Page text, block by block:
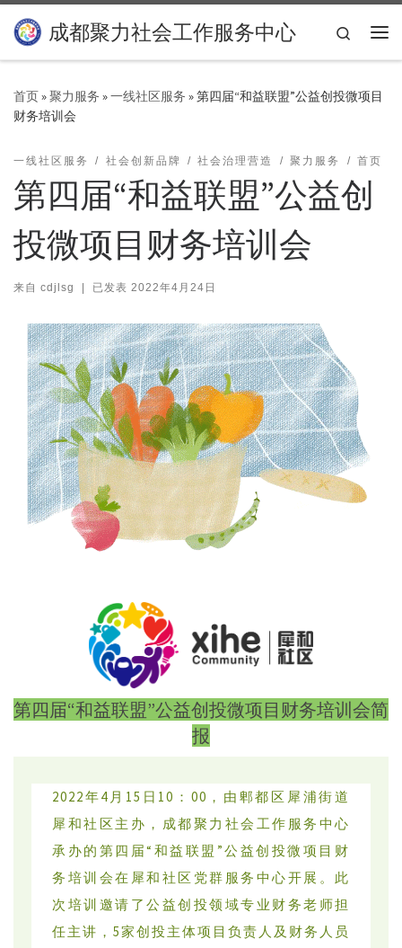
Skip to content
成都聚力社会工作服务中心
Search
首页»聚力服务 »一线社区服务 »第四届“和益联盟”公益创投微项目
财务培训会
一线社区服务 社会创新品牌 社会治理营造 聚力服务 首页
第四届“和益联盟”公益创
投微项目财务培训会
来自 cdjlsg | 已发表 2022年4月24日
第四届“和益联盟”公益创投微项目财务培训会简
报
2022年4月15日10：00，由郫都区犀浦街道
犀和社区主办，成都聚力社会工作服务中心
承办的第四届“和益联盟”公益创投微项目财
务培训会在犀和社区党群服务中心开展。此
次培训邀请了公益创投领域专业财务老师担
任主讲，5家创投主体项目负责人及财务人员